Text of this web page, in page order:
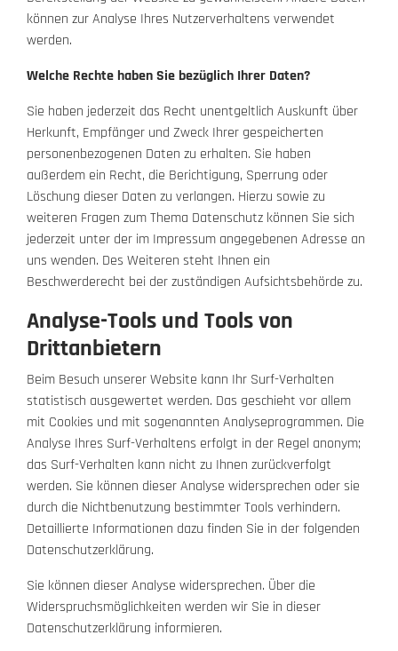
können zur Analyse Ihres Nutzerverhaltens verwendet
werden.
Welche Rechte haben Sie bezüglich Ihrer Daten?
Sie haben jederzeit das Recht unentgeltlich Auskunft über
Herkunft, Empfänger und Zweck Ihrer gespeicherten
personenbezogenen Daten zu erhalten. Sie haben
außerdem ein Recht, die Berichtigung, Sperrung oder
Löschung dieser Daten zu verlangen. Hierzu sowie zu
weiteren Fragen zum Thema Datenschutz können Sie sich
jederzeit unter der im Impressum angegebenen Adresse an
uns wenden. Des Weiteren steht Ihnen ein
Beschwerderecht bei der zuständigen Aufsichtsbehörde zu.
Analyse-Tools und Tools von
Drittanbietern
Beim Besuch unserer Website kann Ihr Surf-Verhalten
statistisch ausgewertet werden. Das geschieht vor allem
mit Cookies und mit sogenannten Analyseprogrammen. Die
Analyse Ihres Surf-Verhaltens erfolgt in der Regel anonym;
das Surf-Verhalten kann nicht zu Ihnen zurückverfolgt
werden. Sie können dieser Analyse widersprechen oder sie
durch die Nichtbenutzung bestimmter Tools verhindern.
Detaillierte Informationen dazu finden Sie in der folgenden
Datenschutzerklärung.
Sie können dieser Analyse widersprechen. Über die
Widerspruchsmöglichkeiten werden wir Sie in dieser
Datenschutzerklärung informieren.